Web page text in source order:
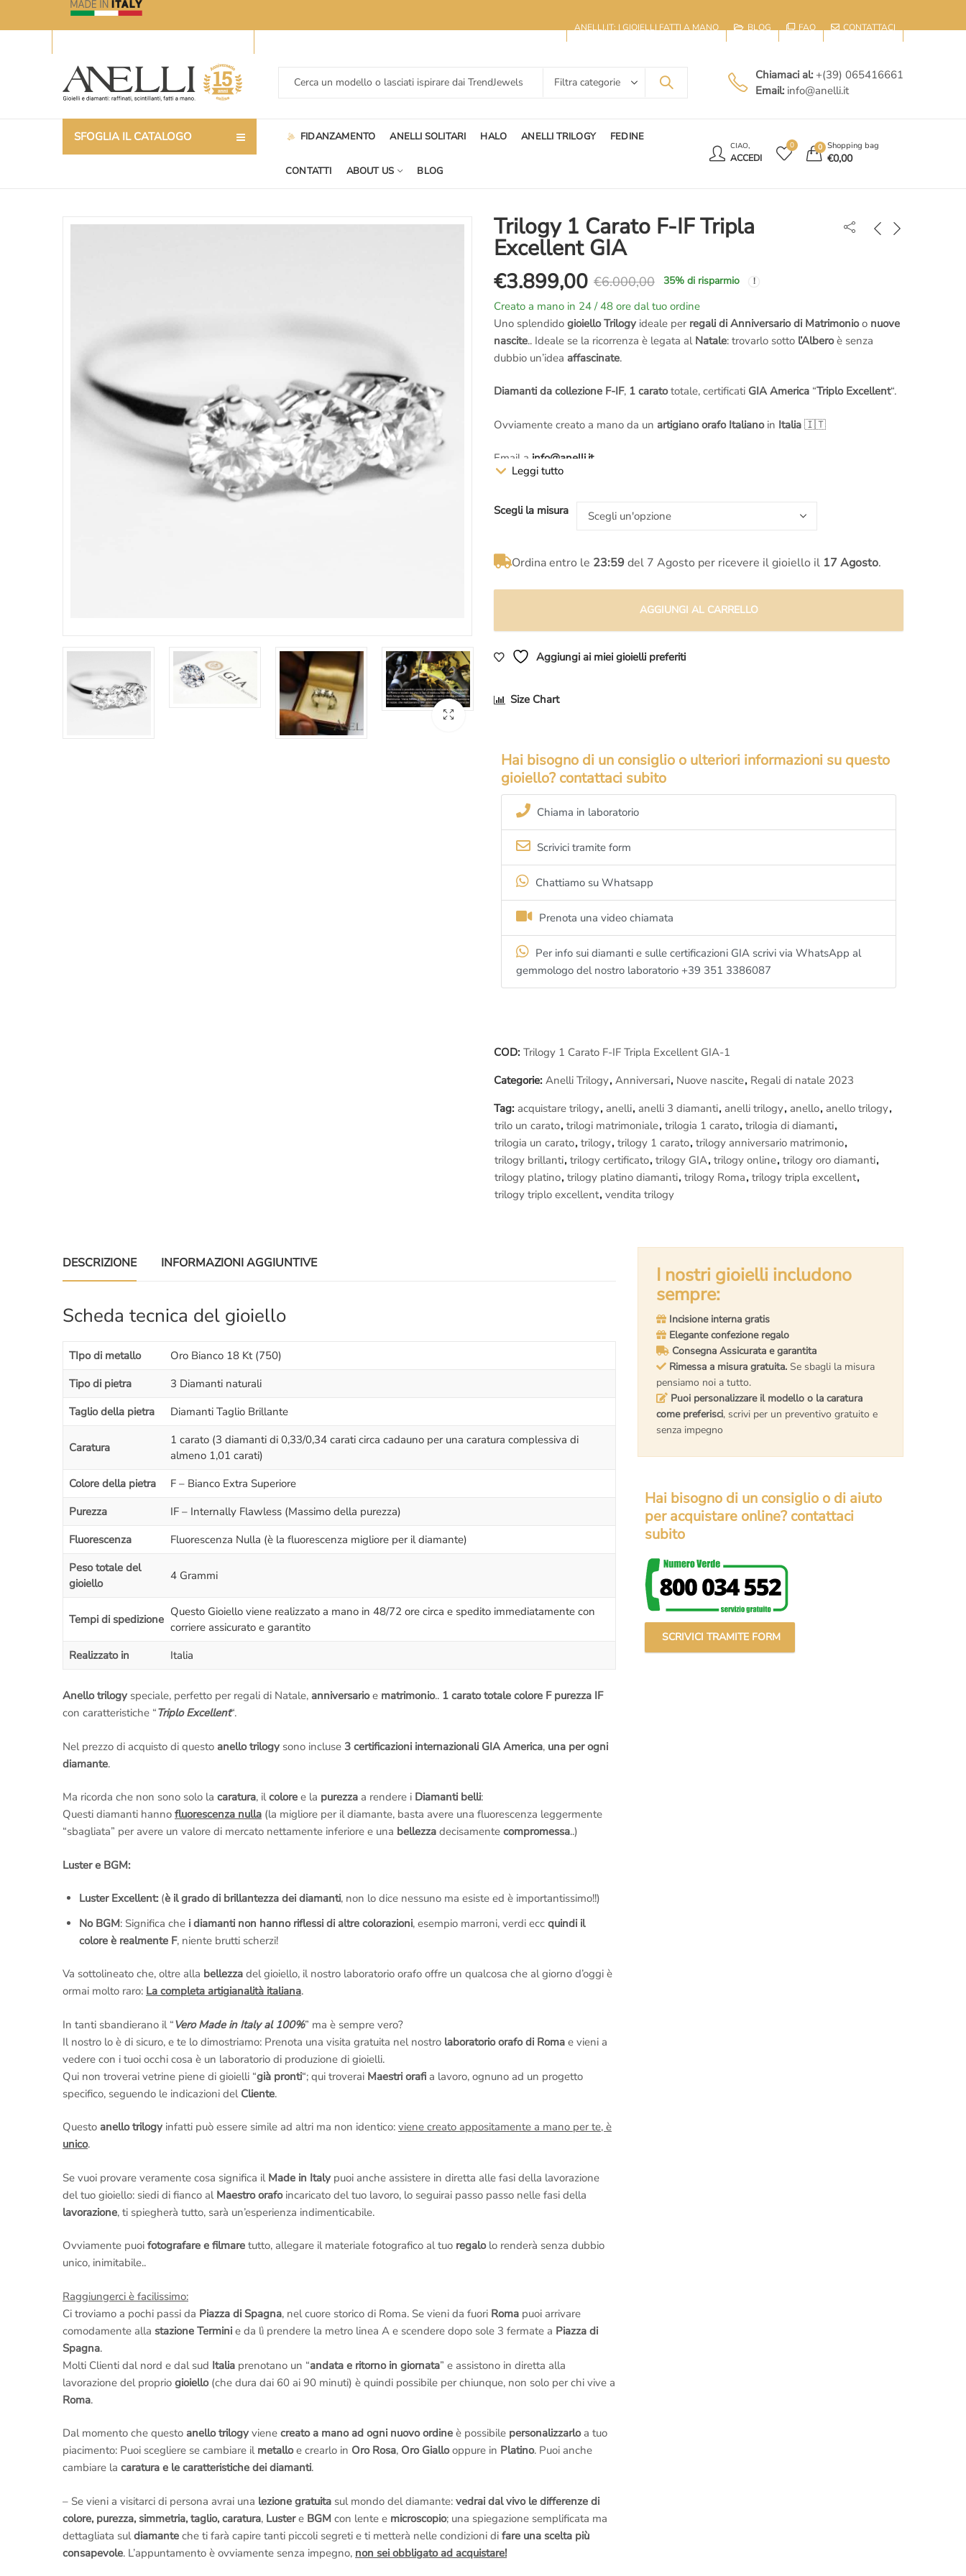
ANELLI.IT: I GIOIELLI FATTI A MANO BLOG FAQ CONTATTACI
Chiamaci al: +(39) 065416661
Email: info@anelli.it
SFOGLIA IL CATALOGO FIDANZAMENTO ANELLI SOLITARI HALO ANELLI TRILOGY FEDINE
CONTATTI ABOUT US BLOG
CIAO,
ACCEDI
0 0 Shopping bag
€0,00
Trilogy 1 Carato F-IF Tripla
Excellent GIA
€6.000,00
Il
prezzo
originale
era:
€6.000,00.
€3.899,00
Il
prezzo
attuale
è:
€3.899,00.
35% di risparmio
Creato a mano in 24 / 48 ore dal tuo ordine
Uno splendido gioiello Trilogyideale per regali di Anniversario di Matrimonioo nuove
nascite.. Ideale se la ricorrenza è legata al Natale: trovarlo sotto l’Alberoè senza
dubbio un’idea affascinate.
Diamanti da collezione F-IF, 1 caratototale, certificati GIA America “Triplo Excellent“.
Ovviamente creato a mano da un artigiano orafo Italianoin Italia 🇮🇹
Email a info@anelli.it
Whatsapp ai Maestri del laboratorio di Roma
Chiama inlaboratorio a Roma al numero
dei diamanti di Londraal numero Whatsapp+44 7576317988(Solo messaggi di
Anelli.it – Via Margutta 94, RomaCitofono Anelli.it(A destra della scalinata di Trinità
dei Monti – Piazza di Spagna)ci raggiungi con laMetro Ascendendo alla fermata
Piazza di Spagna
appuntamento, ci riserviamo inoltre il diritto di selezione all’ingresso.
Leggi tutto
Scegli la misura
Ordina entro le 23:59del 7 Agosto per ricevere il gioiello il 17 Agosto.
AGGIUNGI AL CARRELLO
Aggiungi ai miei gioielli preferiti
Size Chart
Hai bisogno di un consiglio o ulteriori informazioni su questo
gioiello? contattaci subito
Chiama in laboratorio
Scrivici tramite form
Chattiamo su Whatsapp
Prenota una video chiamata
Per info sui diamanti e sulle certificazioni GIA scrivi via WhatsApp al
gemmologo del nostro laboratorio +39 351 3386087
COD: Trilogy 1 Carato F-IF Tripla Excellent GIA-1
Categorie: Anelli Trilogy, Anniversari, Nuove nascite, Regali di natale 2023
Tag: acquistare trilogy, anelli, anelli 3 diamanti, anelli trilogy, anello, anello trilogy,
trilo un carato, trilogi matrimoniale, trilogia 1 carato, trilogia di diamanti,
trilogia un carato, trilogy, trilogy 1 carato, trilogy anniversario matrimonio,
trilogy brillanti, trilogy certificato, trilogy GIA, trilogy online, trilogy oro diamanti,
trilogy platino, trilogy platino diamanti, trilogy Roma, trilogy tripla excellent,
trilogy triplo excellent, vendita trilogy
DESCRIZIONE INFORMAZIONI AGGIUNTIVE
Scheda tecnica del gioiello
TIpo di metallo
Oro Bianco 18 Kt (750)
Tipo di pietra
3 Diamanti naturali
Taglio della pietra
Diamanti Taglio Brillante
Caratura
1 carato (3 diamanti di 0,33/0,34 carati circa cadauno per una caratura complessiva di
almeno 1,01 carati)
Colore della pietra
F – Bianco Extra Superiore
Purezza
IF – Internally Flawless (Massimo della purezza)
Fluorescenza
Fluorescenza Nulla (è la fluorescenza migliore per il diamante)
Peso totale del
gioiello
4 Grammi
Tempi di spedizione
Questo Gioiello viene realizzato a mano in 48/72 ore circa e spedito immediatamente con
corriere assicurato e garantito
Realizzato in
Italia
Anello trilogy speciale, perfetto per regali di Natale, anniversarioe matrimonio.. 1 carato totale colore F purezza IF
con caratteristiche “Triplo Excellent“.
Nel prezzo di acquisto di questo anello trilogysono incluse 3 certificazioni internazionali GIA America, una per ogni
diamante.
Ma ricorda che non sono solo la caratura, ilcolore e la purezza a rendere i Diamanti belli:
Questi diamanti hanno fluorescenza nulla (la migliore per il diamante, basta avere una fluorescenza leggermente
“sbagliata” per avere un valore di mercato nettamente inferiore e una bellezza decisamente compromessa..)
Luster e BGM:
Luster Excellent:(è il grado di brillantezza dei diamanti, non lo dice nessuno ma esiste ed è importantissimo!!)
No BGM: Significa che i diamanti non hanno riflessi di altre colorazioni, esempio marroni, verdi ecc quindi il
colore è realmente F, niente brutti scherzi!
Va sottolineato che, oltre alla bellezza del gioiello, il nostro laboratorio orafo offre un qualcosa che al giorno d’oggi è
ormai molto raro: La completa artigianalità italiana.
In tanti sbandierano il “Vero Made in Italy al 100%” ma è sempre vero?
Il nostro lo è di sicuro, e te lo dimostriamo: Prenota una visita gratuita nel nostro laboratorio orafo di Roma e vieni a
vedere con i tuoi occhi cosa è un laboratorio di produzione di gioielli.
Qui non troverai vetrine piene di gioielli “già pronti“; qui troverai Maestri orafi a lavoro, ognuno ad un progetto
specifico, seguendo le indicazioni del Cliente.
Questo anello trilogyinfatti può essere simile ad altri ma non identico: viene creato appositamente a mano per te, è
unico.
Se vuoi provare veramente cosa significa il Made in Italypuoi anche assistere in diretta alle fasi della lavorazione
del tuo gioiello: siedi di fianco al Maestro orafoincaricato del tuo lavoro, lo seguirai passo passo nelle fasi della
lavorazione, ti spiegherà tutto, sarà un’esperienza indimenticabile.
Ovviamente puoi fotografare e filmare tutto, allegare il materiale fotografico al tuo regalolo renderà senza dubbio
unico, inimitabile..
Raggiungerci è facilissimo:
Ci troviamo a pochi passi da Piazza di Spagna, nel cuore storico di Roma. Se vieni da fuori Roma puoi arrivare
comodamente alla stazione Termini e da lì prendere la metro linea A e scendere dopo sole 3 fermate a Piazza di
Spagna.
Molti Clienti dal nord e dal sud Italia prenotano un “andata e ritorno in giornata” e assistono in diretta alla
lavorazione del proprio gioiello(che dura dai 60 ai 90 minuti) è quindi possibile per chiunque, non solo per chi vive a
Roma.
Dal momento che questo anello trilogyviene creato a mano ad ogni nuovo ordine è possibile personalizzarloa tuo
piacimento: Puoi scegliere se cambiare il metalloe crearlo in Oro Rosa, Oro Giallooppure in Platino. Puoi anche
cambiare la caratura e le caratteristiche dei diamanti.
– Se vieni a visitarci di persona avrai una lezione gratuita sul mondo del diamante: vedrai dal vivo le differenze di
colore, purezza, simmetria, taglio, caratura, Lustere BGM con lente e microscopio; una spiegazione semplificata ma
dettagliata suldiamante che ti farà capire tanti piccoli segreti e ti metterà nelle condizioni di fare una scelta più
consapevole. L’appuntamento è ovviamente senza impegno, non sei obbligato ad acquistare!
I nostri gioielli includono
sempre:
Incisione interna gratis
Elegante confezione regalo
Consegna Assicurata e garantita
Rimessa a misura gratuita. Se sbagli la misura
pensiamo noi a tutto.
Puoi personalizzare il modello o la caratura
come preferisci, scrivi per un preventivo gratuito e
senza impegno
Hai bisogno di un consiglio o di aiuto
per acquistare online? contattaci
subito
SCRIVICI TRAMITE FORM